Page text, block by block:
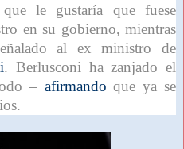
le gustaría que fuese
en su gobierno, mientras
al ex ministro de
. Berlusconi ha zanjado el
– afirmando que ya se